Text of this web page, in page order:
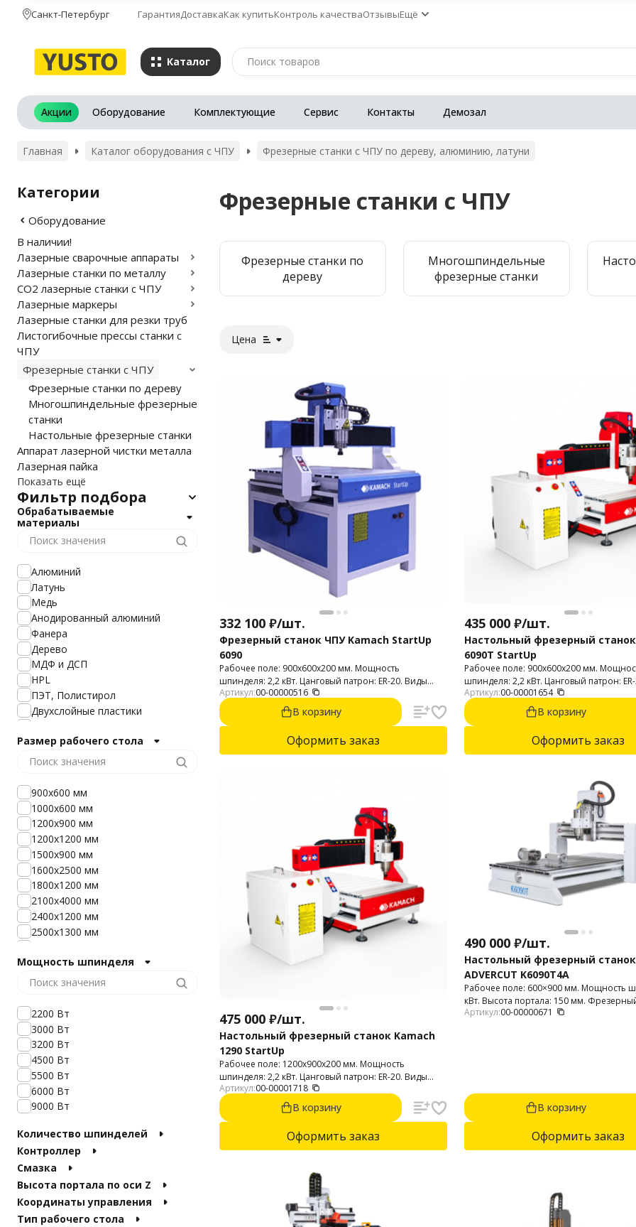
Санкт-Петербург ГарантияДоставкаКак купитьКонтроль качестваОтзывыЕщё
Каталог
Акции Оборудование Комплектующие Сервис Контакты Демозал
Главная Каталог оборудования с ЧПУ Фрезерные станки с ЧПУ по дереву, алюминию, латуни
Фрезерные станки с ЧПУ
Фрезерные станки по
дереву
Многошпиндельные
фрезерные станки
Цена
332 100 ₽/шт.
Фрезерный станок ЧПУ Kamach StartUp
6090
Рабочее поле: 900х600х200 мм. Мощность
шпинделя: 2,2 кВт. Цанговый патрон: ER-20. Виды
обработки: 2D и 3D. Обрабатываемые материалы:
пластик, МДФ, ДСП, фанера, композитные
материалы, дерево, фанера, камень, текстолит.
Артикул:00-00000516
В корзину
Оформить заказ
435 000 ₽/шт.
Настольный фрезерный
6090T StartUp
Рабочее поле: 900х600х200 мм.
шпинделя: 2,2 кВт. Цанговый патрон:
обработки: 2D и 3D. Обрабатываемые
пластик, МДФ, ДСП, фанера,
материалы, дерево, фанера, камень,
Артикул:00-00001654
В корзину
Оформить заказ
475 000 ₽/шт.
Настольный фрезерный станок Kamach
1290 StartUp
Рабочее поле: 1200х900х200 мм. Мощность
шпинделя: 2,2 кВт. Цанговый патрон: ER-20. Виды
обработки: 2D и 3D. Обрабатываемые материалы:
пластик, МДФ, ДСП, фанера, композитные
материалы, дерево, фанера, камень, текстолит.
Артикул:00-00001718
В корзину
Оформить заказ
490 000 ₽/шт.
Настольный фрезерный
ADVERCUT K6090T4A
Рабочее поле: 600×900 мм. Мощность
кВт. Высота портала: 150 мм.
используется для 2D и 3D фрезерования
Артикул:00-00000671
В корзину
Оформить заказ
Категории
Оборудование
В наличии!
Лазерные сварочные аппараты
Лазерные станки по металлу
CO2 лазерные станки с ЧПУ
Лазерные маркеры
Лазерные станки для резки труб
Листогибочные прессы станки с
ЧПУ
Фрезерные станки с ЧПУ
Фрезерные станки по дереву
Многошпиндельные фрезерные
станки
Настольные фрезерные станки
Аппарат лазерной чистки металла
Лазерная пайка
Показать ещё
Фильтр подбора
Обрабатываемые
материалы
Алюминий
Латунь
Медь
Анодированный алюминий
Фанера
Дерево
МДФ и ДСП
HPL
ПЭТ, Полистирол
Двухслойные пластики
Камень (Гранит, Мрамор)
Керамика
Паронит
Резина
Гипс
ПВХ
Акрил
Текстолит
Пенопласт
Стеклопластик
Эпоксидная смола
Сотовый поликарбонат
Размер рабочего стола
900х600 мм
1000х600 мм
1200х900 мм
1200х1200 мм
1500х900 мм
1600x2500 мм
1800х1200 мм
2100х4000 мм
2400х1200 мм
2500х1300 мм
3000х1500 мм
3000х2000 мм
Мощность шпинделя
2200 Вт
3000 Вт
3200 Вт
4500 Вт
5500 Вт
6000 Вт
9000 Вт
Количество шпинделей
Контроллер
Смазка
Высота портала по оси Z
Координаты управления
Тип рабочего стола